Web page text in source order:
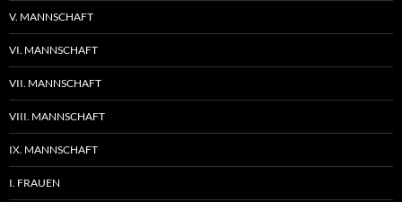
V. MANNSCHAFT
VI. MANNSCHAFT
VII. MANNSCHAFT
VIII. MANNSCHAFT
IX. MANNSCHAFT
I. FRAUEN